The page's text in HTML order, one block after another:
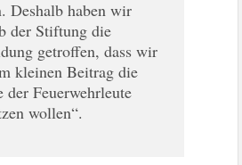
Deshalb haben wir
der Stiftung die
getroffen, dass wir
kleinen Beitrag die
der Feuerwehrleute
wollen“.